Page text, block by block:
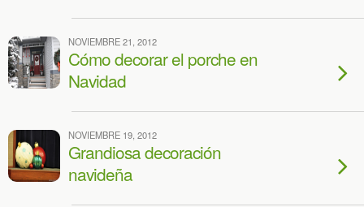
NOVIEMBRE 21, 2012
Cómo decorar el porche en
Navidad
NOVIEMBRE 19, 2012
Grandiosa decoración
navideña